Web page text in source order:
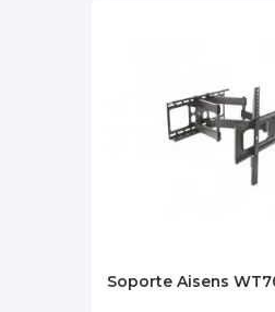
Soporte Aisens